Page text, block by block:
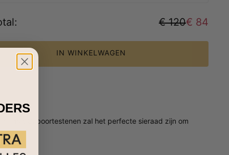
: € 120€ 84
IN WINKELWAGEN
met Geboortestenen zal het perfecte sieraad zijn om